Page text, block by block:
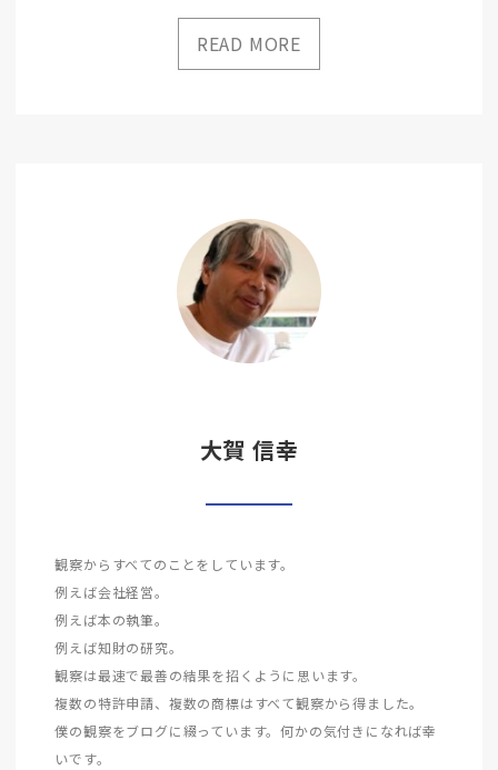
大賀 信幸
観察からすべてのことをしています。
例えば会社経営。
例えば本の執筆。
例えば知財の研究。
観察は最速で最善の結果を招くように思います。
複数の特許申請、複数の商標はすべて観察から得ました。
僕の観察をブログに綴っています。何かの気付きになれば幸
いです。